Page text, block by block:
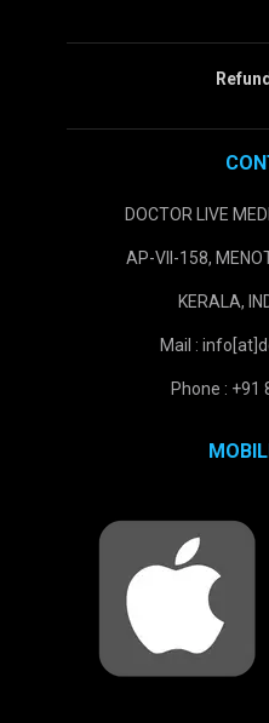
DOCTOR LIVE
AP-VII-158,
KERALA,
Mail :
Phone : +91